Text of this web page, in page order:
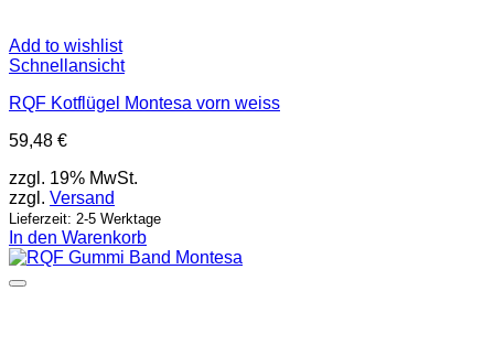
Add to wishlist
Schnellansicht
RQF Kotflügel Montesa vorn weiss
59,48 €
zzgl. 19% MwSt.
zzgl. Versand
Lieferzeit: 2-5 Werktage
In den Warenkorb